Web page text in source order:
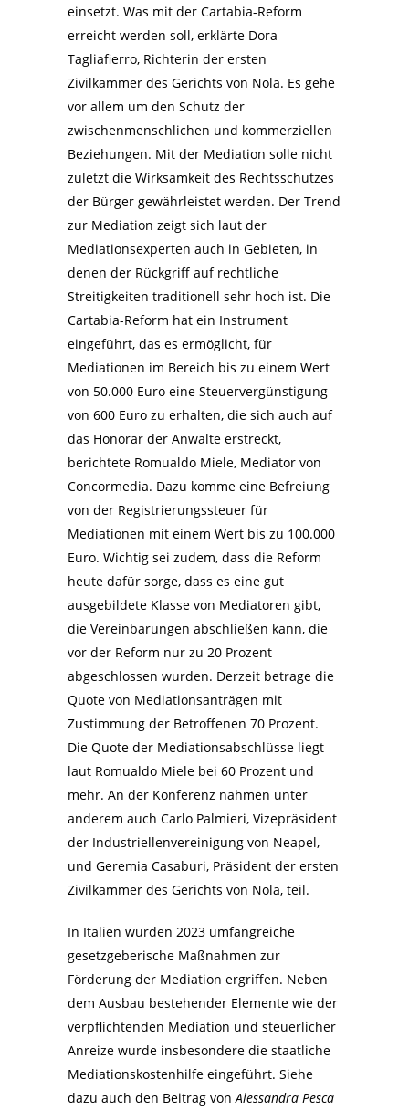
einsetzt. Was mit der Cartabia-Reform
erreicht werden soll, erklärte Dora
Tagliafierro, Richterin der ersten
Zivilkammer des Gerichts von Nola. Es gehe
vor allem um den Schutz der
zwischenmenschlichen und kommerziellen
Beziehungen. Mit der Mediation solle nicht
zuletzt die Wirksamkeit des Rechtsschutzes
der Bürger gewährleistet werden. Der Trend
zur Mediation zeigt sich laut der
Mediationsexperten auch in Gebieten, in
denen der Rückgriff auf rechtliche
Streitigkeiten traditionell sehr hoch ist. Die
Cartabia-Reform hat ein Instrument
eingeführt, das es ermöglicht, für
Mediationen im Bereich bis zu einem Wert
von 50.000 Euro eine Steuervergünstigung
von 600 Euro zu erhalten, die sich auch auf
das Honorar der Anwälte erstreckt,
berichtete Romualdo Miele, Mediator von
Concormedia. Dazu komme eine Befreiung
von der Registrierungssteuer für
Mediationen mit einem Wert bis zu 100.000
Euro. Wichtig sei zudem, dass die Reform
heute dafür sorge, dass es eine gut
ausgebildete Klasse von Mediatoren gibt,
die Vereinbarungen abschließen kann, die
vor der Reform nur zu 20 Prozent
abgeschlossen wurden. Derzeit betrage die
Quote von Mediationsanträgen mit
Zustimmung der Betroffenen 70 Prozent.
Die Quote der Mediationsabschlüsse liegt
laut Romualdo Miele bei 60 Prozent und
mehr. An der Konferenz nahmen unter
anderem auch Carlo Palmieri, Vizepräsident
der Industriellenvereinigung von Neapel,
und Geremia Casaburi, Präsident der ersten
Zivilkammer des Gerichts von Nola, teil.
In Italien wurden 2023 umfangreiche
gesetzgeberische Maßnahmen zur
Förderung der Mediation ergriffen. Neben
dem Ausbau bestehender Elemente wie der
verpflichtenden Mediation und steuerlicher
Anreize wurde insbesondere die staatliche
Mediationskostenhilfe eingeführt. Siehe
dazu auch den Beitrag vonAlessandra Pesca